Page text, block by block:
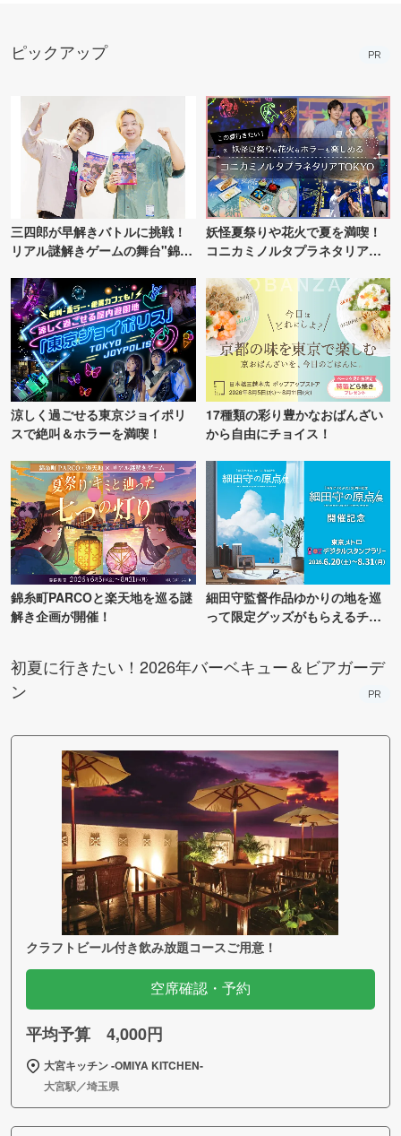
ピックアップ PR
三四郎が早解きバトルに挑戦！
リアル謎解きゲームの舞台"錦糸
妖怪夏祭りや花火で夏を満喫！
コニカミノルタプラネタリア
涼しく過ごせる東京ジョイポリ
スで絶叫＆ホラーを満喫！
17種類の彩り豊かなおばんざい
から自由にチョイス！
錦糸町PARCOと楽天地を巡る謎
解き企画が開催！
細田守監督作品ゆかりの地を巡
って限定グッズがもらえるチャ
初夏に行きたい！2026年バーベキュー＆ビアガーデ
ン
PR
クラフトビール付き飲み放題コースご用意！
空席確認・予約
平均予算 4,000円
大宮キッチン ‐OMIYA KITCHEN‐
大宮駅／埼玉県